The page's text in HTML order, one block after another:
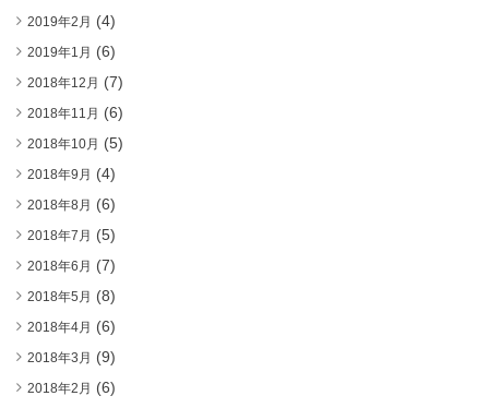
2019年2月 (4)
2019年1月 (6)
2018年12月 (7)
2018年11月 (6)
2018年10月 (5)
2018年9月 (4)
2018年8月 (6)
2018年7月 (5)
2018年6月 (7)
2018年5月 (8)
2018年4月 (6)
2018年3月 (9)
2018年2月 (6)